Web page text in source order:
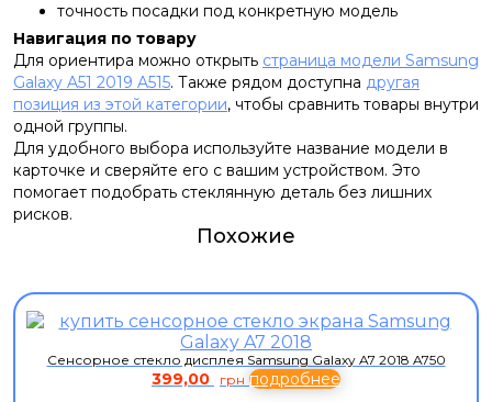
точность посадки под конкретную модель
Навигация по товару
Для ориентира можно открыть страница модели Samsung
Galaxy A51 2019 A515. Также рядом доступна другая
позиция из этой категории, чтобы сравнить товары внутри
одной группы.
Для удобного выбора используйте название модели в
карточке и сверяйте его с вашим устройством. Это
помогает подобрать стеклянную деталь без лишних
рисков.
Похожие
Сенсорное стекло дисплея Samsung Galaxy A7 2018 A750
399,00 грн подробнее